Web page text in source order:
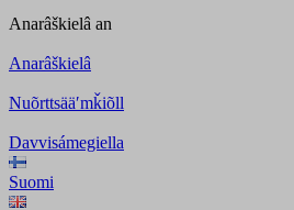
Anarâškielâ an
Anarâškielâ
Nuõrttsääʹmǩiõll
Davvisámegiella
Suomi